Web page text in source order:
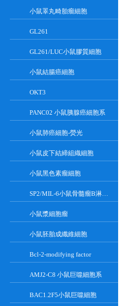
小鼠睪丸畸胎瘤細胞
GL261
GL261/LUC小鼠膠質細胞
小鼠結腸癌細胞
OKT3
PANC02 小鼠胰腺癌細胞系
小鼠肺癌細胞-熒光
小鼠皮下結締組織細胞
小鼠黑色素瘤細胞
SP2/MIL-6小鼠骨髓瘤B淋巴懸浮細胞系
小鼠漿細胞瘤
小鼠胚胎成纖維細胞
Bcl-2-modifying factor
AMJ2-C8 小鼠巨噬細胞系
BAC1.2F5小鼠巨噬細胞